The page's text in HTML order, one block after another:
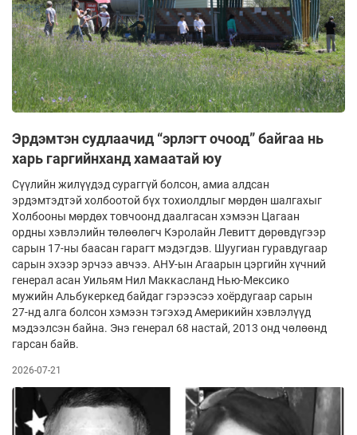
Эрдэмтэн судлаачид “эрлэгт очоод” байгаа нь
харь гаргийнханд хамаатай юу
Сүүлийн жилүүдэд сураггүй болсон, амиа алдсан
эрдэмтэдтэй холбоотой бүх тохиолдлыг мөрдөн шалгахыг
Холбооны мөрдөх товчоонд даалгасан хэмээн Цагаан
ордны хэвлэлийн төлөөлөгч Кэролайн Левитт дөрөвдүгээр
сарын 17-ны баасан гарагт мэдэгдэв. Шуугиан гуравдугаар
сарын эхээр эрчээ авчээ. АНУ-ын Агаарын цэргийн хүчний
генерал асан Уильям Нил Маккасланд Нью-Мексико
мужийн Альбукеркед байдаг гэрээсээ хоёрдугаар сарын
27-нд алга болсон хэмээн тэгэхэд Америкийн хэвлэлүүд
мэдээлсэн байна. Энэ генерал 68 настай, 2013 онд чөлөөнд
гарсан байв.
2026-07-21